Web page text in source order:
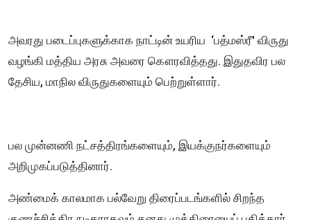
அவரது படைப்புகளுக்காக நாட்டின் உயரிய ‘பத்மஸ்ரீ' விருது
வழங்கி மத்திய அரசு அவரை கௌரவித்தது. இதுதவிர பல
தேசிய, மாநில விருதுகளையும் பெற்றுள்ளார்.
பல முன்னணி நட்சத்திரங்களையும், இயக்குநர்களையும்
அறிமுகப்படுத்தினார்.
அண்மைக் காலமாக பல்வேறு திரைப்படங்களில் சிறந்த